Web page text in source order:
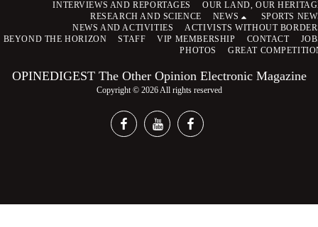
OPINEDIGEST The Other Opinion Electronic Magazine
Copyright © 2026 All rights reserved
INTERVIEWS AND REPORTAGES
OUR LAND, OUR
RESEARCH AND SCIENCE
NEWS
SPORTS
NEWS AND ACTIVITIES
ACTIVISTS WITHOUT
BEYOND THE HORIZON
STAFF VIP MEMBERSHIP CONTACT
PHOTOS
GREAT